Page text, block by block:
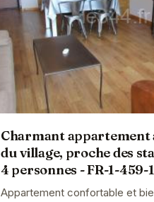
Charmant appartement
du village, proche des
4 personnes - FR-1-459-
Appartement confortable et